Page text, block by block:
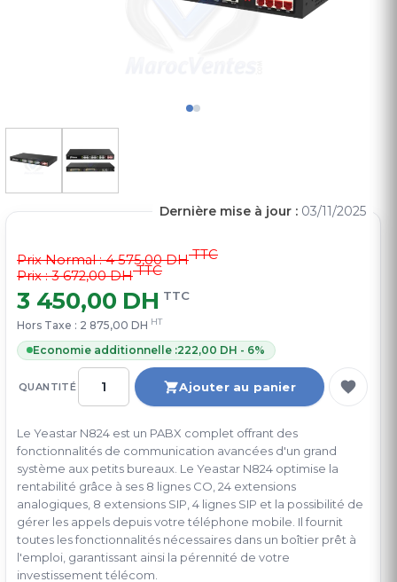
QUANTITÉ Ajouter au panier
Prix Normal :4 575,00 DHTTC
Prix : 3 672,00 DHTTC
3 450,00 DH TTC
Hors Taxe : 2 875,00 DH HT
Economie additionnelle :222,00 DH - 6%
Le Yeastar N824 est un PABX complet offrant des
fonctionnalités de communication avancées d'un grand
système aux petits bureaux. Le Yeastar N824 optimise la
rentabilité grâce à ses 8 lignes CO, 24 extensions
analogiques, 8 extensions SIP, 4 lignes SIP et la possibilité de
gérer les appels depuis votre téléphone mobile. Il fournit
toutes les fonctionnalités nécessaires dans un boîtier prêt à
l'emploi, garantissant ainsi la pérennité de votre
investissement télécom.
Dernière mise à jour : 03/11/2025